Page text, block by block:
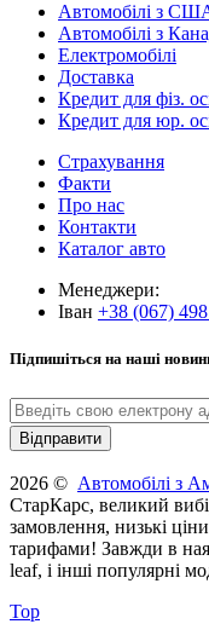
Автомобілі з
Автомобілі з
Електромобілі
Доставка
Кредит для фіз.
Кредит для юр.
Страхування
Факти
Про нас
Контакти
Каталог авто
Менеджери:
Іван +38 (067)
Підпишіться на наші
2026 © Автомобілі з
СтарКарс, великий
замовлення, низькі
тарифами! Завжди в
leaf, і інші популярні
Top